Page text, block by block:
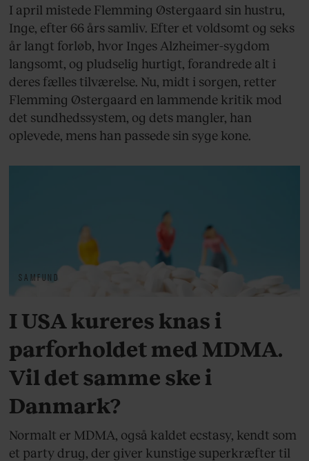
I april mistede Flemming Østergaard sin hustru,
Inge, efter 66 års samliv. Efter et voldsomt og seks
år langt forløb, hvor Inges Alzheimer-sygdom
langsomt, og pludselig hurtigt, forandrede alt i
deres fælles tilværelse. Nu, midt i sorgen, retter
Flemming Østergaard en lammende kritik mod
det sundhedssystem, og dets mangler, han
oplevede, mens han passede sin syge kone.
SAMFUND
I USA kureres knas i
parforholdet med MDMA.
Vil det samme ske i
Danmark?
Normalt er MDMA, også kaldet ecstasy, kendt som
et party drug, der giver kunstige superkræfter til